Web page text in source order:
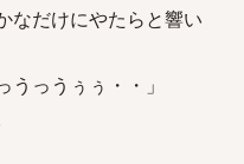
なだけにやたらと響い
うっうぅぅ・・」